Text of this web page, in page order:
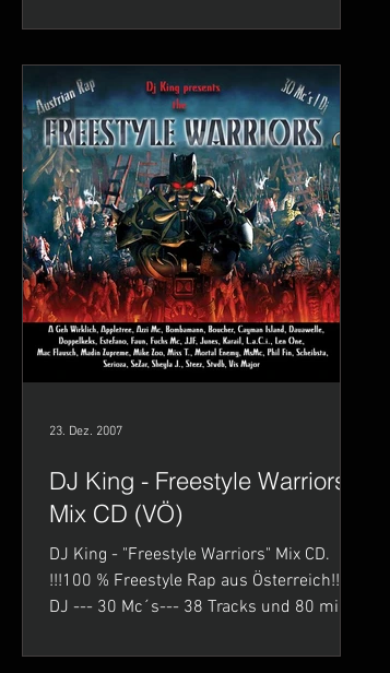
DJ King - Freestyle Warriors -
Mix CD (VÖ)
DJ King - "Freestyle Warriors" Mix CD.
!!!100 % Freestyle Rap aus Österreich!!!! 1
DJ --- 30 Mc´s--- 38 Tracks und 80 min.
23. Dez. 2007